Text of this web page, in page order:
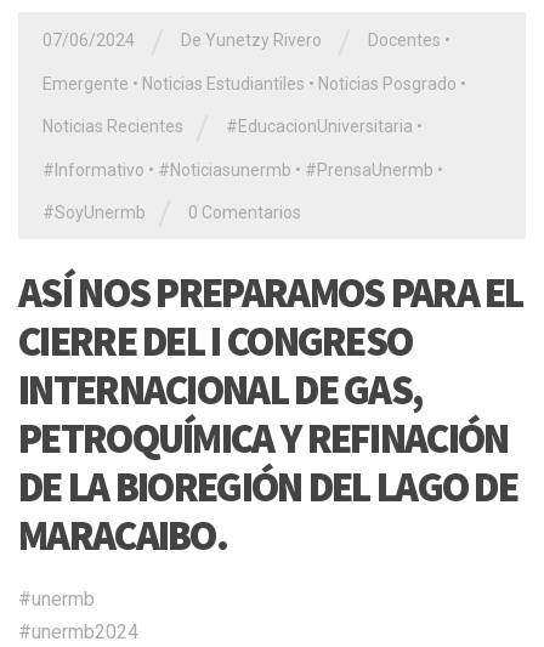
07/06/2024 De Yunetzy Rivero Docentes •
Emergente • Noticias Estudiantiles • Noticias Posgrado •
Noticias Recientes #EducacionUniversitaria •
#Informativo • #Noticiasunermb • #PrensaUnermb •
#SoyUnermb 0 Comentarios
ASÍ NOS PREPARAMOS PARA EL
CIERRE DEL I CONGRESO
INTERNACIONAL DE GAS,
PETROQUÍMICA Y REFINACIÓN
DE LA BIOREGIÓN DEL LAGO DE
MARACAIBO.
#unermb
#unermb2024